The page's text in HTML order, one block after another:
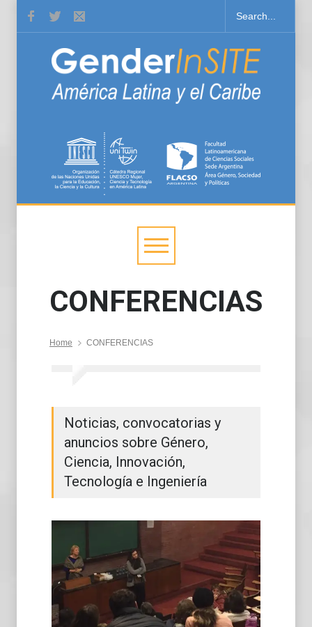
CONFERENCIAS
Home CONFERENCIAS
Noticias, convocatorias y
anuncios sobre Género,
Ciencia, Innovación,
Tecnología e Ingeniería